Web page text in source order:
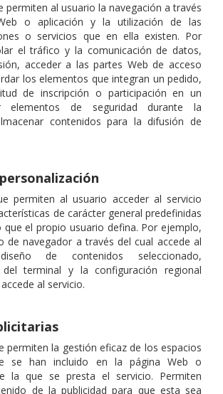
permiten al usuario la navegación a través
o aplicación y la utilización de las
o servicios que en ella existen. Por
el tráfico y la comunicación de datos,
acceder a las partes Web de acceso
los elementos que integran un pedido,
de inscripción o participación en un
elementos de seguridad durante la
contenidos para la difusión de
permiten al usuario acceder al servicio
de carácter general predefinidas
el propio usuario defina. Por ejemplo,
de navegador a través del cual accede al
de contenidos seleccionado,
del terminal y la configuración regional
al servicio.
permiten la gestión eficaz de los espacios
se han incluido en la página Web o
la que se presta el servicio. Permiten
de la publicidad para que esta sea